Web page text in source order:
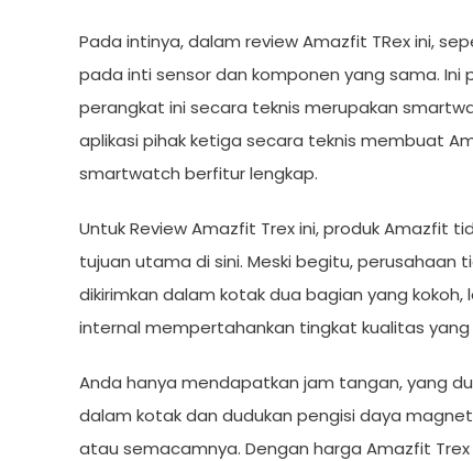
Pada intinya, dalam review Amazfit TRex ini,
pada inti sensor dan komponen yang sama.
perangkat ini secara teknis merupakan
aplikasi pihak ketiga secara teknis membuat
smartwatch berfitur lengkap.
Untuk Review Amazfit Trex ini, produk Amazfit
tujuan utama di sini. Meski begitu,
dikirimkan dalam kotak dua bagian yang
internal mempertahankan tingkat kualitas
Anda hanya mendapatkan jam tangan, yang
dalam kotak dan dudukan pengisi daya
atau semacamnya. Dengan harga Amazfit